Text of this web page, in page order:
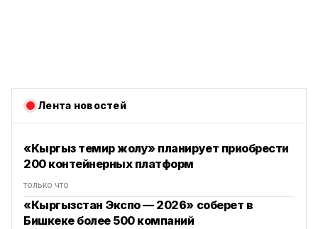
Лента новостей
«Кыргыз темир жолу» планирует приобрести
200 контейнерных платформ
только что
«Кыргызстан Экспо — 2026» соберет в
Бишкеке более 500 компаний